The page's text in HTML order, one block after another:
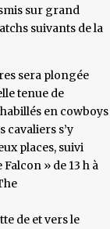
sur grand
suivants de la
sera plongée
tenue de
en cowboys
cavaliers s’y
places, suivi
» de 13 h à
de et vers le